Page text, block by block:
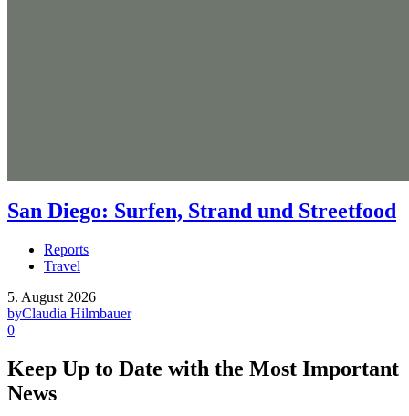
San Diego: Surfen, Strand und Streetfood
Reports
Travel
5. August 2026
byClaudia Hilmbauer
0
Keep Up to Date with the Most Important
News